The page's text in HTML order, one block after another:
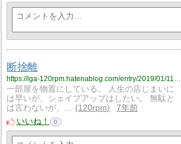
断捨離
https://iga-120rpm.hatenablog.com/entry/2019/01/11/231256?utm_source=feed
一部屋を物置にしている。 人生の店じまいに
は早いが、シェイプアップはしたい。 無駄と
は言わないが、…
120rpm
7年前
いいね！
0